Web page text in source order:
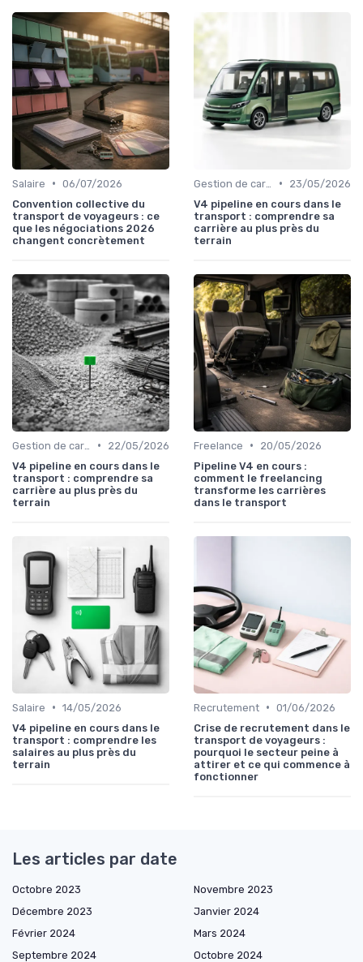
Salaire • 06/07/2026
Convention collective du
transport de voyageurs : ce
que les négociations 2026
changent concrètement
•
23/05/2026
V4 pipeline en cours dans le
transport : comprendre sa
carrière au plus près du
terrain
•
22/05/2026
V4 pipeline en cours dans le
transport : comprendre sa
carrière au plus près du
terrain
Freelance •
20/05/2026
Pipeline V4 en cours :
comment le freelancing
transforme les carrières
dans le transport
Salaire • 14/05/2026
V4 pipeline en cours dans le
transport : comprendre les
salaires au plus près du
terrain
Recrutement • 01/06/2026
Crise de recrutement dans le
transport de voyageurs :
pourquoi le secteur peine à
attirer et ce qui commence à
fonctionner
Les articles par date
Octobre 2023
Novembre 2023
Décembre 2023
Janvier 2024
Février 2024
Mars 2024
Septembre 2024
Octobre 2024